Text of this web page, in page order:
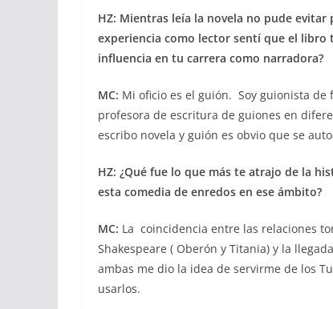
HZ: Mientras leía la novela no pude
experiencia como lector sentí que el libro
influencia en tu carrera como narradora?
MC: Mi oficio es el guión. Soy guionista
profesora de escritura de guiones en
escribo novela y guión es obvio que se
HZ: ¿Qué fue lo que más te atrajo de la
esta comedia de enredos en ese ámbito?
MC: La coincidencia entre las relaciones
Shakespeare ( Oberón y Titania) y la
ambas me dio la idea de servirme de los
usarlos.